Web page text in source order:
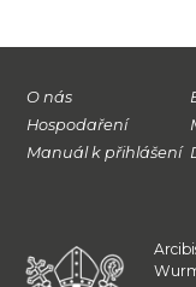
O nás
Hospodaření
Manuál k přihlášení